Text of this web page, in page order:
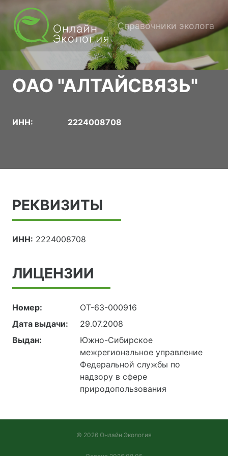
Справочники эколога
ОАО "АЛТАЙСВЯЗЬ"
ИНН: 2224008708
РЕКВИЗИТЫ
ИНН: 2224008708
ЛИЦЕНЗИИ
Номер:
ОТ-63-000916
Дата выдачи:
29.07.2008
Выдан:
Южно-Сибирское
межрегиональное управление
Федеральной службы по
надзору в сфере
природопользования
© 2026 Онлайн Экология